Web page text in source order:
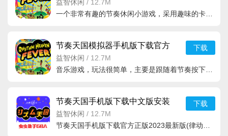
v5.12.16安卓最新版
益智休闲 / 12.7M
节奏天国模拟器手机版下载官方
2023汉化安卓版v5.27.36
益智休闲 / 12.7M
下载
节奏天国手机版下载中文版安装
v2021.05.12.16安卓版
益智休闲 / 12.7M
下载